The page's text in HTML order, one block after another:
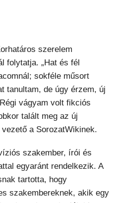
szerelem
folytatja. „Hat és fél
sokféle műsort
tanultam, de úgy érzem, új
vágyam volt fikciós
talált meg az új
a SorozatWikinek.
szakember, írói és
egyaránt rendelkezik. A
tartotta, hogy
szakembereknek, akik egy